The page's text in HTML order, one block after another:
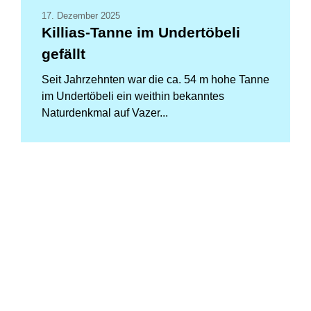
17. Dezember 2025
Killias-Tanne im Undertöbeli
gefällt
Seit Jahrzehnten war die ca. 54 m hohe Tanne
im Undertöbeli ein weithin bekanntes
Naturdenkmal auf Vazer...